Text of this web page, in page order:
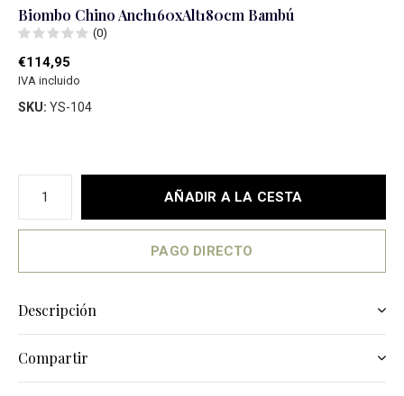
Biombo Chino Anch160xAlt180cm Bambú
(0)
€114,95
IVA incluido
SKU: YS-104
AÑADIR A LA CESTA
PAGO DIRECTO
Descripción
Compartir